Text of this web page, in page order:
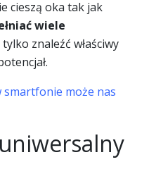
cieszą oka tak jak
wiele
znaleźć właściwy
smartfonie może nas